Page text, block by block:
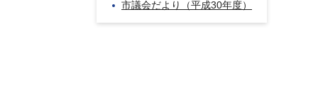
市議会だより（平成30年度）